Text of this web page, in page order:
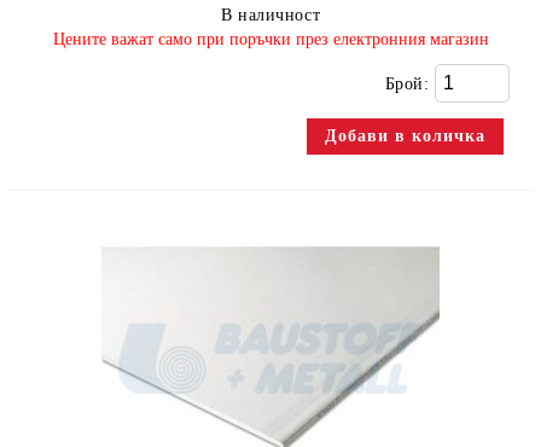
В наличност
​Цените важат само при поръчки през електронния магазин
Брой: